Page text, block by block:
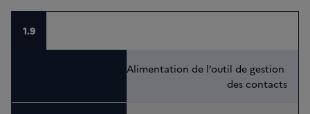
1.9
Alimentation de l’outil de gestion
des contacts